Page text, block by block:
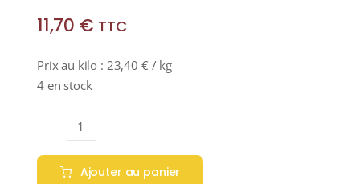
11,70 € TTC
Prix au kilo : 23,40 € / kg
4 en stock
quantité
de
MIEL
Ajouter au panier